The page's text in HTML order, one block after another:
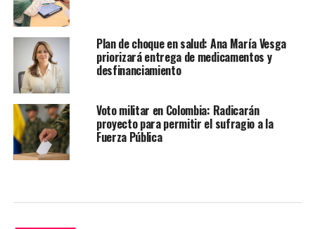
Plan de choque en salud: Ana María Vesga
priorizará entrega de medicamentos y
desfinanciamiento
Voto militar en Colombia: Radicarán
proyecto para permitir el sufragio a la
Fuerza Pública